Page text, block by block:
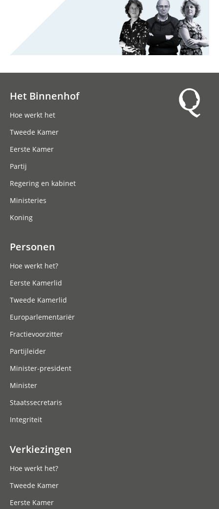
Het Binnenhof
Hoe werkt het
Tweede Kamer
Eerste Kamer
Partij
Regering en kabinet
Ministeries
Koning
Personen
Hoe werkt het?
Eerste Kamerlid
Tweede Kamerlid
Europarlementariër
Fractievoorzitter
Partijleider
Minister-president
Minister
Staatssecretaris
Integriteit
Verkiezingen
Hoe werkt het?
Tweede Kamer
Eerste Kamer